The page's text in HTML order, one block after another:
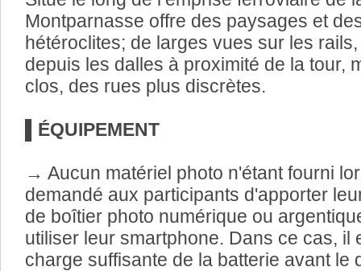
Montparnasse offre des paysages et
hétéroclites; de larges vues sur les
depuis les dalles à proximité de la tour,
clos, des rues plus discrètes.
▌ÉQUIPEMENT
→ Aucun matériel photo n'étant fourni
demandé aux participants d'apporter
de boîtier photo numérique ou
utiliser leur smartphone. Dans ce cas, il
charge suffisante de la batterie avant le